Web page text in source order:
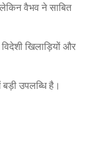
वैभव ने साबित
खिलाड़ियों और
उपलब्धि है।